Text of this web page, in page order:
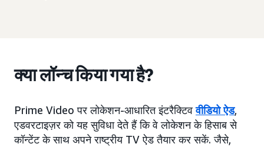
क्या लॉन्च किया गया है?
Prime Video पर लोकेशन-आधारित इंटरैक्टिववीडियो ऐड,
एडवरटाइज़र को यह सुविधा देते हैं कि वे लोकेशन के हिसाब से
कॉन्टेंट के साथ अपने राष्ट्रीय TV ऐड तैयार कर सकें. जैसे,